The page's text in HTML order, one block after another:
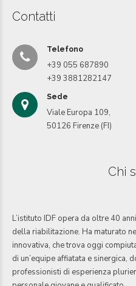
Contatti
Telefono
+39 055 687890
+39 3881282147
Sede
Viale Europa 109,
50126 Firenze (FI)
Chi
L’istituto IDF opera da oltre 40
della riabilitazione. Ha maturato
innovativa, che trova oggi
di un’equipe affiatata e sinergica,
professionisti di esperienza